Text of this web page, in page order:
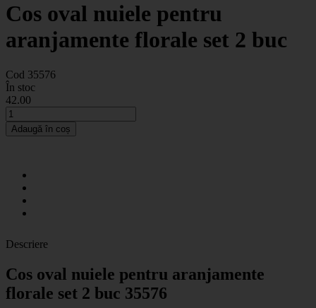
Cos oval nuiele pentru
aranjamente florale set 2 buc
Cod 35576
În stoc
42.00
Adaugă în coș
Descriere
Cos oval nuiele pentru aranjamente
florale set 2 buc 35576